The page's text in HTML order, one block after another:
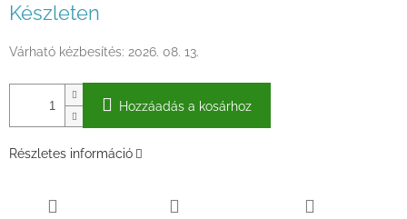
Készleten
Várható kézbesítés: 2026. 08. 13.
Hozzáadás a kosárhoz
Részletes információ